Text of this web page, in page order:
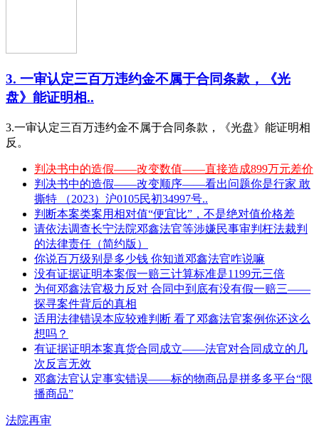
3. 一审认定三百万违约金不属于合同条款，《光
盘》能证明相..
3.一审认定三百万违约金不属于合同条款，《光盘》能证明相
反。
判决书中的造假——改变数值——直接造成899万元差价
判决书中的造假——改变顺序——看出问题你是行家 敢
撕特 （2023）沪0105民初34997号..
判断本案类案用相对值“便宜比”，不是绝对值价格差
请依法调查长宁法院邓鑫法官等涉嫌民事审判枉法裁判
的法律责任（简约版）
你说百万级别是多少钱 你知道邓鑫法官咋说嘛
没有证据证明本案假一赔三计算标准是1199元三倍
为何邓鑫法官极力反对 合同中到底有没有假一赔三——
探寻案件背后的真相
适用法律错误本应较难判断 看了邓鑫法官案例你还这么
想吗？
有证据证明本案真货合同成立——法官对合同成立的几
次反言无效
邓鑫法官认定事实错误——标的物商品是拼多多平台“限
播商品”
法院再审